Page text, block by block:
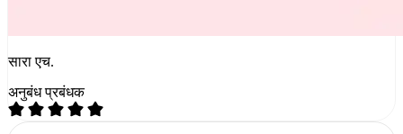
सारा एच.
अनुबंध प्रबंधक